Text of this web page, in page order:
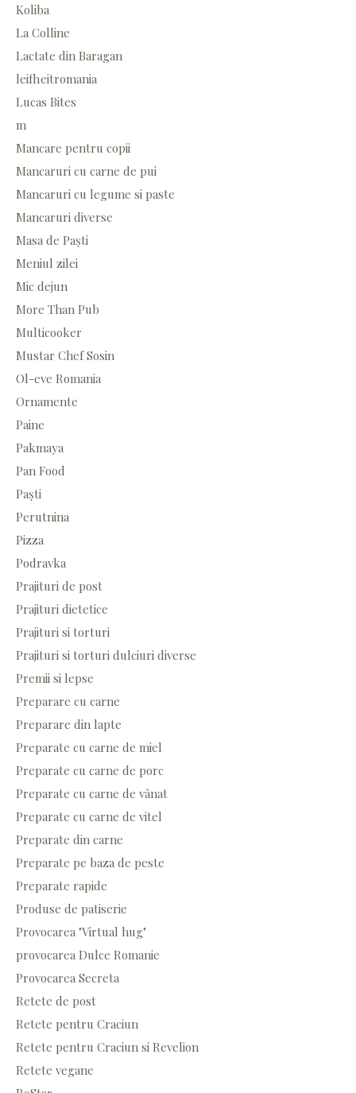
Koliba
La Colline
Lactate din Baragan
leifheitromania
Lucas Bites
m
Mancare pentru copii
Mancaruri cu carne de pui
Mancaruri cu legume si paste
Mancaruri diverse
Masa de Paști
Meniul zilei
Mic dejun
More Than Pub
Multicooker
Mustar Chef Sosin
Ol-eve Romania
Ornamente
Paine
Pakmaya
Pan Food
Paști
Perutnina
Pizza
Podravka
Prajituri de post
Prajituri dietetice
Prajituri si torturi
Prajituri si torturi dulciuri diverse
Premii si lepse
Preparare cu carne
Preparare din lapte
Preparate cu carne de miel
Preparate cu carne de porc
Preparate cu carne de vânat
Preparate cu carne de vitel
Preparate din carne
Preparate pe baza de peste
Preparate rapide
Produse de patiserie
Provocarea "Virtual hug"
provocarea Dulce Romanie
Provocarea Secreta
Retete de post
Retete pentru Craciun
Retete pentru Craciun si Revelion
Retete vegane